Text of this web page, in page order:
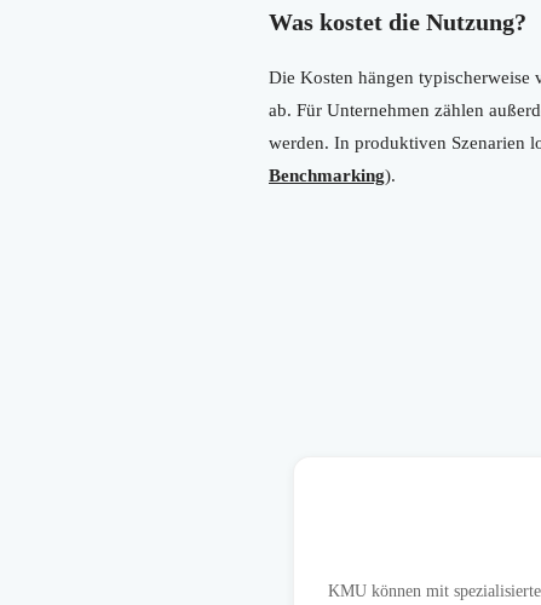
Was kostet die Nutzung?
Die Kosten hängen typischerweise
ab. Für Unternehmen zählen
werden. In produktiven Szenarien
Benchmarking).
KMU können mit